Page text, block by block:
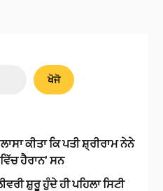
ਖੋਜੋ
ਕੀਤਾ ਕਿ ਪਤੀ ਸ਼੍ਰੀਰਾਮ ਨੇਨੇ
ਹੈਰਾਨ’ ਸਨ
ਸ਼ੁਰੂ ਹੁੰਦੇ ਹੀ ਪਹਿਲਾ ਸਿਟੀ